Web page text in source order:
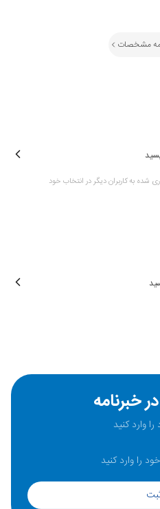
مشخصات
شده به کاربران دیگر در انتخاب خود
خبرنامه